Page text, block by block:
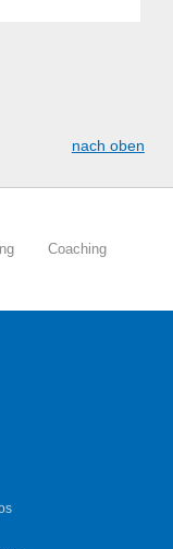
nach oben
Coaching